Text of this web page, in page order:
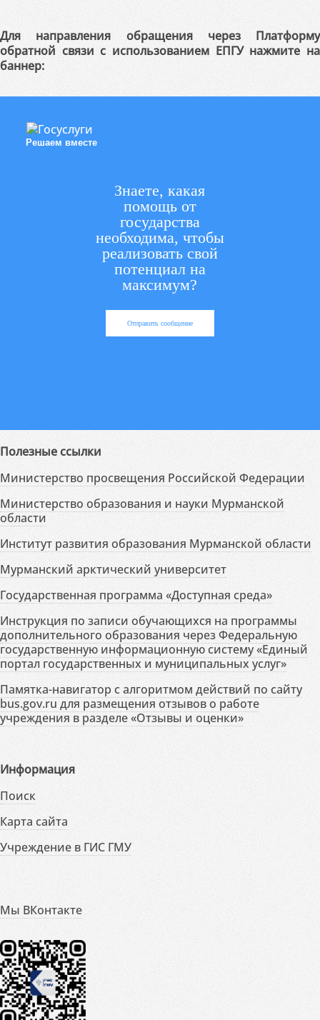
Для направления обращения через Платформу
обратной связи с использованием ЕПГУ нажмите на
баннер:
Решаем вместе
Знаете, какая
помощь от
государства
необходима, чтобы
реализовать свой
потенциал на
максимум?
Отправить сообщение
Полезные ссылки
Министерство просвещения Российской Федерации
Министерство образования и науки Мурманской
области
Институт развития образования Мурманской области
Мурманский арктический университет
Государственная программа «Доступная среда»
Инструкция по записи обучающихся на программы
дополнительного образования через Федеральную
государственную информационную систему «Единый
портал государственных и муниципальных услуг»
Памятка-навигатор с алгоритмом действий по сайту
bus.gov.ru для размещения отзывов о работе
учреждения в разделе «Отзывы и оценки»
Информация
Поиск
Карта сайта
Учреждение в ГИС ГМУ
Мы ВКонтакте